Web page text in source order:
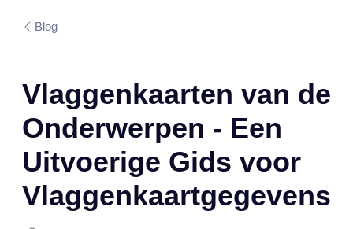
Blog
Vlaggenkaarten van de
Onderwerpen - Een
Uitvoerige Gids voor
Vlaggenkaartgegevens